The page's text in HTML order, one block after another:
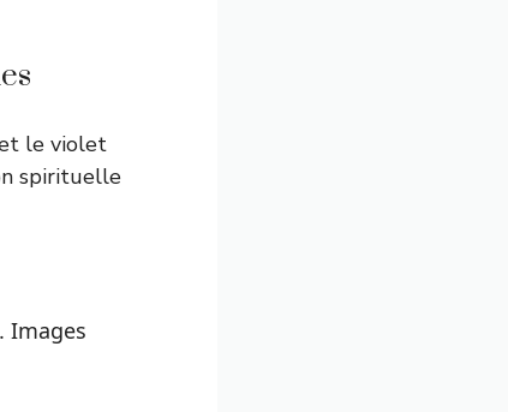
le violet
spirituelle
Images